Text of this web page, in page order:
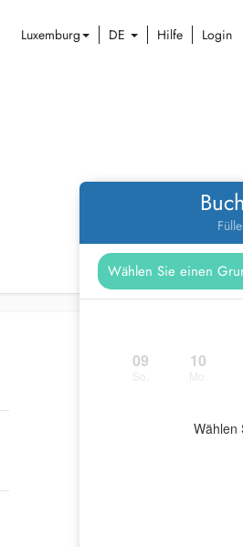
Luxemburg DE Hilfe Login
09 10
Wählen